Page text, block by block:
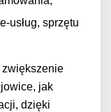
usług, sprzętu
zwiększenie
jak
dzięki